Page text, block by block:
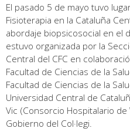
El pasado 5 de mayo tuvo
Fisioterapia en la Cataluña
abordaje biopsicosocial en el
estuvo organizada por la
Central del CFC en
Facultad de Ciencias de la
Facultad de Ciencias de la
Universidad Central de
Vic (Consorcio Hospitalario
Gobierno del Col·legi.